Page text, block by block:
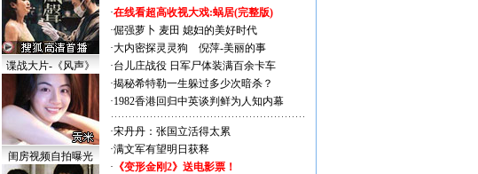
谍战大片-《风声》
闺房视频自拍曝光
·在线看超高收视大戏:蜗居(完整版)
·倔强萝卜 麦田 媳妇的美好时代
·大内密探灵灵狗
倪萍-美丽的事
·台儿庄战役 日军尸体装满百余卡车
·揭秘希特勒一生躲过多少次暗杀？
·1982香港回归中英谈判鲜为人知内幕
·宋丹丹：张国立活得太累
·满文军有望明日获释
· 《变形金刚2》送电影票！